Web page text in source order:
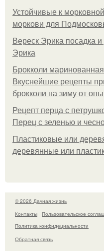
Устойчивые к
моркови для
Вереск Эрика посадка
Эрика
Брокколи
Вкуснейшие рецепты
брокколи на зиму от
Рецепт перца с
Перец с зеленью и
Пластиковые или
деревянные или
© 2026 Дачная жизнь
Контакты
Пользовательское
Политика конфидециальности
Обратная связь